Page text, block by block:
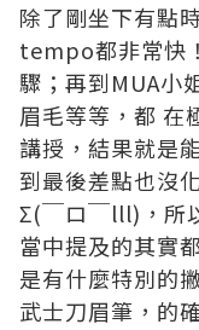
除了剛坐下有點
tempo都非常快
驟；再到MUA小
眉毛等等，都 在
講授，結果就是
到最後差點也沒
Σ(￣ロ￣lll)，所
當中提及的其實
是有什麼特別的
武士刀眉筆，的